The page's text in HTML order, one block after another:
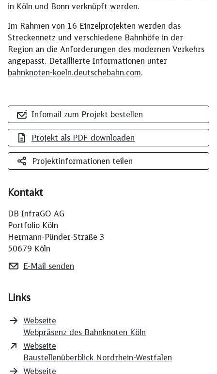
in Köln und Bonn verknüpft werden.
Im Rahmen von 16 Einzelprojekten werden das
Streckennetz und verschiedene Bahnhöfe in der
Region an die Anforderungen des modernen Verkehrs
angepasst. Detaillierte Informationen unter
bahnknoten-koeln.deutschebahn.com.
Infomail zum Projekt bestellen
Projekt als PDF downloaden
Projektinformationen teilen
Kontakt
DB InfraGO AG
Portfolio Köln
Hermann-Pünder-Straße 3
50679 Köln
E-Mail senden
Links
Webseite
Webpräsenz des Bahnknoten Köln
Webseite
Baustellenüberblick Nordrhein-Westfalen
Webseite